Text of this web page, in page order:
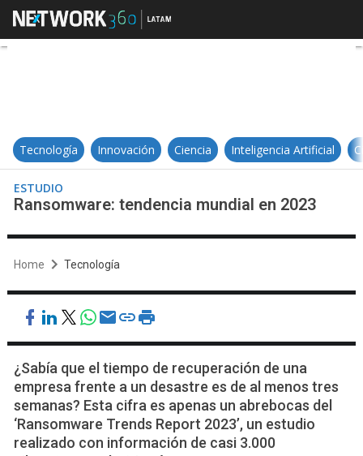
Ransomware: tendencia mundial
Tecnología Innovación Ciencia Inteligencia Artificial
ESTUDIO
Ransomware: tendencia mundial en 2023
Home Tecnología
¿Sabía que el tiempo de recuperación de una
empresa frente a un desastre es de al menos tres
semanas? Esta cifra es apenas un abrebocas del
‘Ransomware Trends Report 2023’, un estudio
realizado con información de casi 3.000